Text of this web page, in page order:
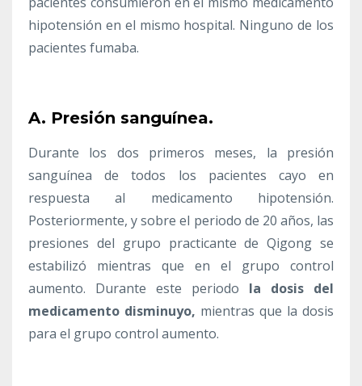
hipotensión en el mismo hospital. Ninguno de los
pacientes fumaba.
A. Presión sanguínea.
Durante los dos primeros meses, la presión
sanguínea de todos los pacientes cayo en
respuesta al medicamento hipotensión.
Posteriormente, y sobre el periodo de 20 años, las
presiones del grupo practicante de Qigong se
estabilizó mientras que en el grupo control
aumento. Durante este periodo la dosis del
medicamento disminuyo, mientras que la dosis
para el grupo control aumento.